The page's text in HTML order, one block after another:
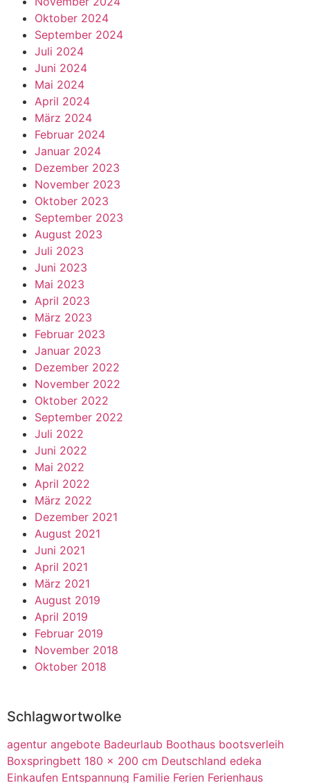
Oktober 2024
September 2024
Juli 2024
Juni 2024
Mai 2024
April 2024
März 2024
Februar 2024
Januar 2024
Dezember 2023
November 2023
Oktober 2023
September 2023
August 2023
Juli 2023
Juni 2023
Mai 2023
April 2023
März 2023
Februar 2023
Januar 2023
Dezember 2022
November 2022
Oktober 2022
September 2022
Juli 2022
Juni 2022
Mai 2022
April 2022
März 2022
Dezember 2021
August 2021
Juni 2021
April 2021
März 2021
August 2019
April 2019
Februar 2019
November 2018
Oktober 2018
Schlagwortwolke
agentur angebote Badeurlaub Boothaus bootsverleih
Boxspringbett 180 x 200 cm Deutschland edeka
Einkaufen Entspannung Familie Ferien Ferienhaus